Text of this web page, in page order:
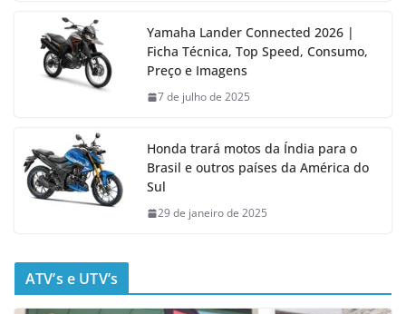
Yamaha Lander Connected 2026 |
Ficha Técnica, Top Speed, Consumo,
Preço e Imagens
7 de julho de 2025
Honda trará motos da Índia para o
Brasil e outros países da América do
Sul
29 de janeiro de 2025
ATV’s e UTV’s